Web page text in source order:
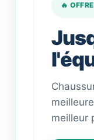
🔥
meilleur